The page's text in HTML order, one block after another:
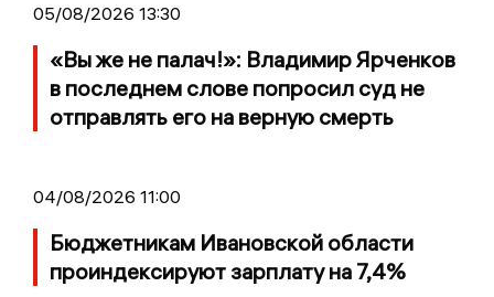
05/08/2026 13:30
«Вы же не палач!»: Владимир Ярченков
в последнем слове попросил суд не
отправлять его на верную смерть
04/08/2026 11:00
Бюджетникам Ивановской области
проиндексируют зарплату на 7,4%